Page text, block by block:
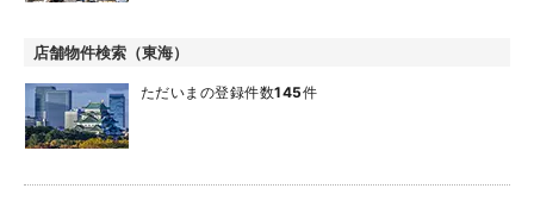
店舗物件検索（東海）
ただいまの登録件数145件